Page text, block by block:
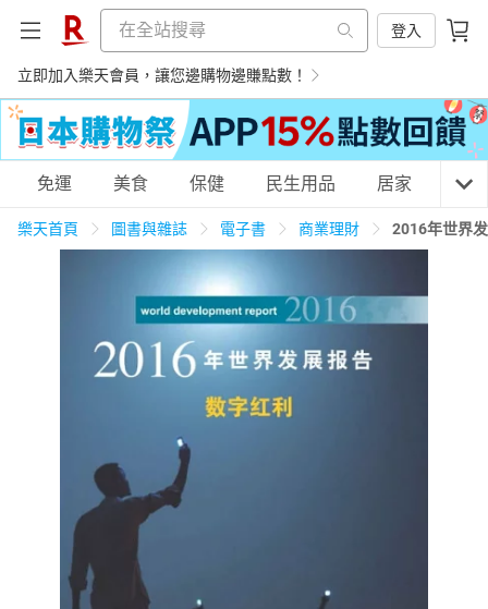
登入
立即加入樂天會員，讓您邊購物邊賺點數！
購物網分類
美食蛋糕 養生保健 民生用品
3C家電
男裝
日本購物
免運 美食 保健 民生用品 居家 3C
樂天首頁 圖書與雜誌 電子書 商業理財 2016年世界